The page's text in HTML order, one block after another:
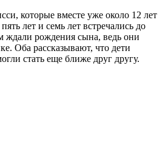
которые вместе уже около 12 лет
лет и семь лет встречались до
ждали рождения сына, ведь они
Оба рассказывают, что дети
стать еще ближе друг другу.